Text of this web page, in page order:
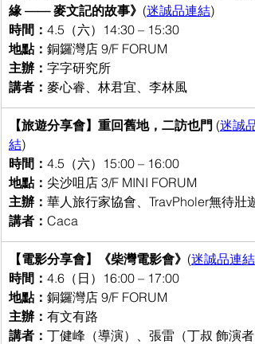
緣 —— 麥文記的故事》 (迷誠品連結)
時間： 4.5（六）14:30 – 15:30
地點： 銅鑼灣店 9/F FORUM
主辦： 字字研究所
講者： 麥心睿、林君宜、李林風
【旅遊分享會】重回舊地，二訪也門 (迷誠品
結)
時間： 4.5（六）15:00 – 16:00
地點： 尖沙咀店 3/F MINI FORUM
主辦： 華人旅行家協會、TravPholer無待壯遊.
講者： Caca
【電影分享會】《柴灣電影會》 (迷誠品連結
時間： 4.6（日）16:00 – 17:00
地點： 銅鑼灣店 9/F FORUM
主辦： 有文有路
講者： 丁健峰（導演）、張雷（丁叔 飾演者